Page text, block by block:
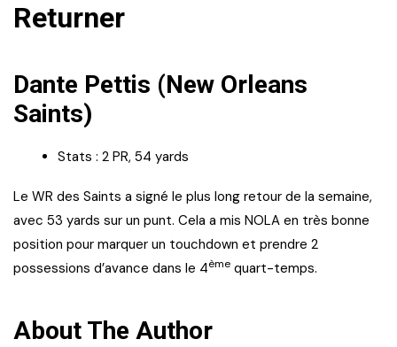
Returner
Dante Pettis (New Orleans
Saints)
Stats : 2 PR, 54 yards
Le WR des Saints a signé le plus long retour de la semaine,
avec 53 yards sur un punt. Cela a mis NOLA en très bonne
position pour marquer un touchdown et prendre 2
possessions d’avance dans le 4ème quart-temps.
About The Author